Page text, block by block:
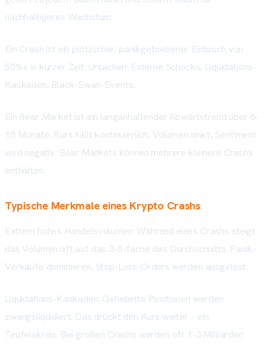
nachhaltigeres Wachstum.
Ein Crash ist ein plötzlicher, panikgetriebener Einbruch von
50%+ in kurzer Zeit. Ursachen: Externe Schocks, Liquidations-
Kaskaden, Black-Swan-Events.
Ein Bear Market ist ein langanhaltender Abwärtstrend über 6-
18 Monate. Kurs fällt kontinuierlich, Volumen sinkt, Sentiment
wird negativ. Bear Markets können mehrere kleinere Crashs
enthalten.
Typische Merkmale eines Krypto Crashs
Extrem hohes Handelsvolumen: Während eines Crashs steigt
das Volumen oft auf das 3-5-fache des Durchschnitts. Panik-
Verkäufe dominieren, Stop-Loss-Orders werden ausgelöst.
Liquidations-Kaskaden: Gehebelte Positionen werden
zwangsliquidiert. Das drückt den Kurs weiter – ein
Teufelskreis. Bei großen Crashs werden oft 1-3 Milliarden